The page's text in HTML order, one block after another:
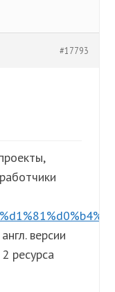
#17793
версии
ресурса